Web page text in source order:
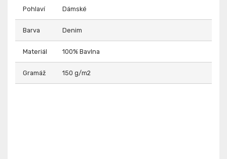
Pohlaví Dámské
Barva Denim
Materiál 100% Bavlna
Gramáž 150 g/m2